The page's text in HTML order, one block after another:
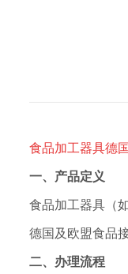
食品加工器具德
一、产品定义
食品加工器具（
德国及欧盟食品
二、办理流程